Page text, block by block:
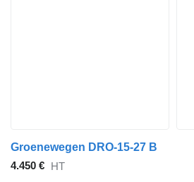
Groenewegen DRO-15-27 B
4.450 € HT